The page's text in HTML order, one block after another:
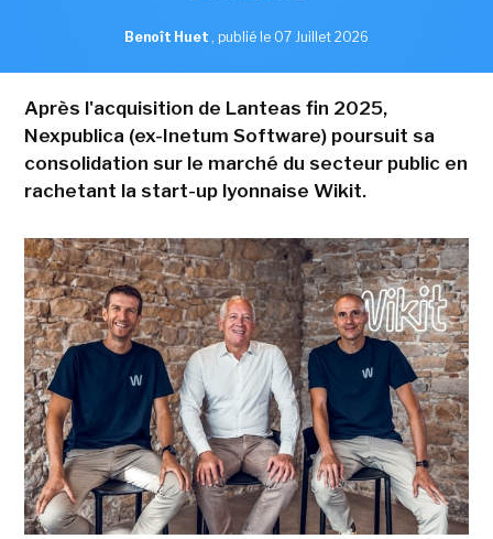
Benoît Huet , publié le 07 Juillet 2026
Après l'acquisition de Lanteas fin 2025,
Nexpublica (ex-Inetum Software) poursuit sa
consolidation sur le marché du secteur public en
rachetant la start-up lyonnaise Wikit.